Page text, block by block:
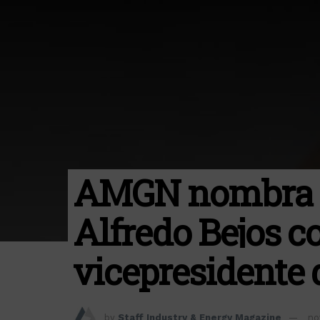
AMGN nombra
Alfredo Bejos
vicepresidente
by Staff Industry & Energy Magazine